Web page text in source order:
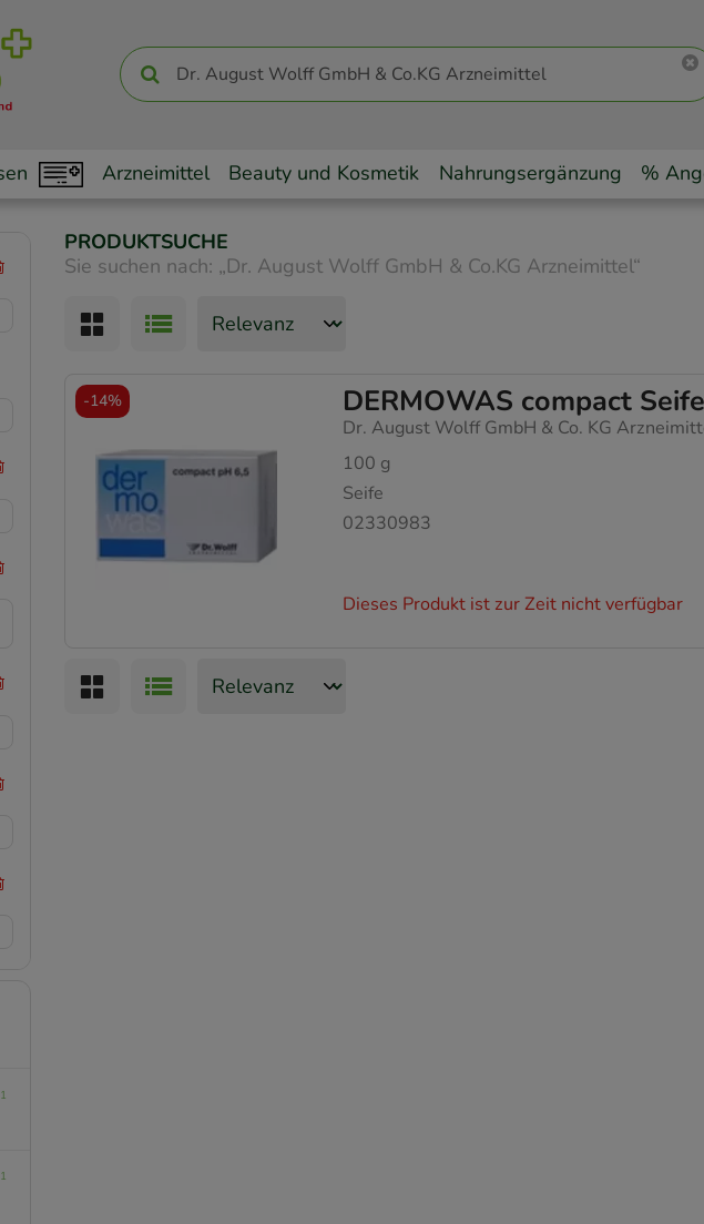
Arzneimittel Beauty und Kosmetik Nahrungsergänzung %
PRODUKTSUCHE
Sie suchen nach: „Dr. August Wolff GmbH & Co.KG Arzneimittel“
DERMOWAS compact Seife
Dr. August Wolff GmbH & Co. KG
100 g
Seife
02330983
Dieses Produkt ist zur Zeit nicht verfügbar
-14%
1
1